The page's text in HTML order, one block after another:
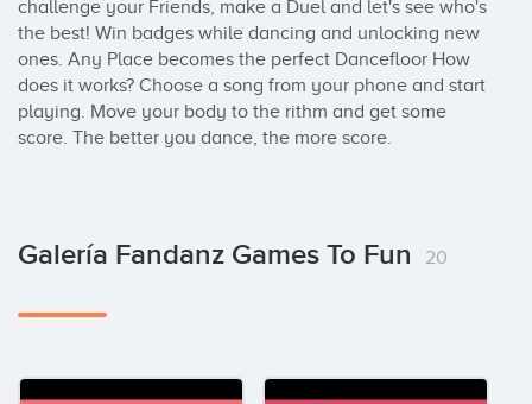
challenge your Friends, make a Duel and let's see who's
the best! Win badges while dancing and unlocking new
ones. Any Place becomes the perfect Dancefloor How
does it works? Choose a song from your phone and start
playing. Move your body to the rithm and get some
score. The better you dance, the more score.
Galería Fandanz Games To Fun 20